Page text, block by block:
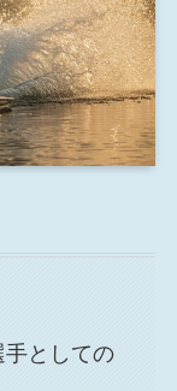
手としての